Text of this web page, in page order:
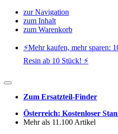
zur Navigation
zum Inhalt
zum Warenkorb
⚡️Mehr kaufen, mehr sparen:
Resin ab 10 Stück! ⚡️
Zum Ersatzteil-Finder
Österreich: Kostenloser
Mehr als 11.100 Artikel